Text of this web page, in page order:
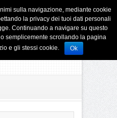
sulla navigazione, mediante cookie
la privacy dei tuoi dati personali
Continuando a navigare su questo
semplicemente scrollando la pagina
e gli stessi cookie.
Ok